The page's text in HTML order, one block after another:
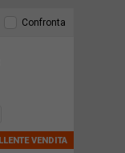
Confronta